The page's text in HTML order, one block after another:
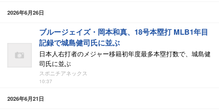
2026年6月26日
ブルージェイズ・岡本和真、18号本塁打 MLB1年目
記録で城島健司氏に並ぶ
日本人右打者のメジャー移籍初年度最多本塁打数で、城島健
司氏に並ぶ
スポニチアネックス
10:37
2026年6月21日